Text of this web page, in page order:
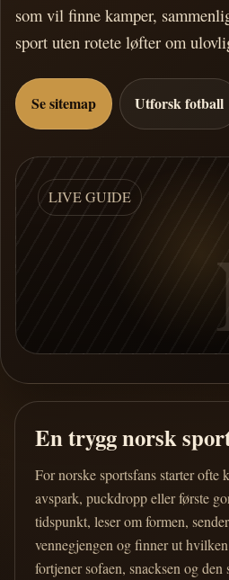
som vil finne kamper,
sport uten rotete løfter om
Se sitemap Utforsk fotball
LIVE GUIDE
En trygg norsk
For norske sportsfans starter ofte
avspark, puckdropp eller første
tidspunkt, leser om formen,
vennegjengen og finner ut
fortjener sofaen, snacksen og den